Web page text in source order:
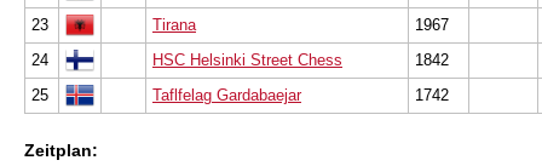
23
Tirana
1967
24
HSC Helsinki Street Chess
1842
25
Taflfelag Gardabaejar 1742
Zeitplan: